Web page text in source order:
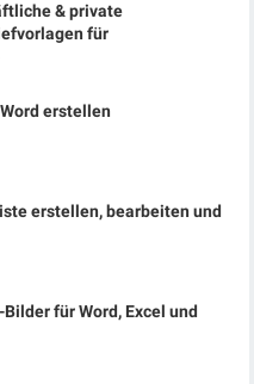
& private
für
erstellen
erstellen, bearbeiten und
für Word, Excel und